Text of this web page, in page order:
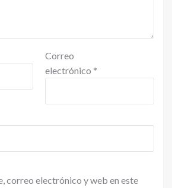
Correo
electrónico *
correo electrónico y web en este